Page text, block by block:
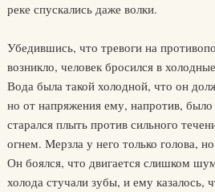
реке спускались даже волки.
Убедившись, что тревоги на
возникло, человек бросился в
Вода была такой холодной, что он
но от напряжения ему, напротив,
старался плыть против сильного
огнем. Мерзла у него только голова,
Он боялся, что двигается слишком
холода стучали зубы, и ему казалось,